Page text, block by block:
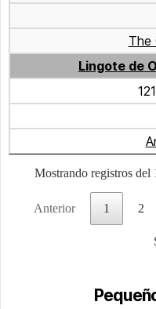
The
Lingote de
Mostrando registros del
Anterior 1 2